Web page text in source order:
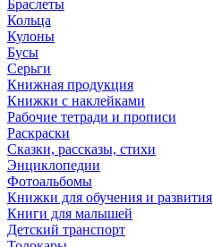
Браслеты
Кольца
Кулоны
Бусы
Серьги
Книжная продукция
Книжки с наклейками
Рабочие тетради и прописи
Раскраски
Сказки, рассказы, стихи
Энциклопедии
Фотоальбомы
Книжки для обучения и развития
Книги для малышей
Детский транспорт